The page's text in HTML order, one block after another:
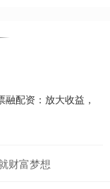
配资：放大收益，
财富梦想